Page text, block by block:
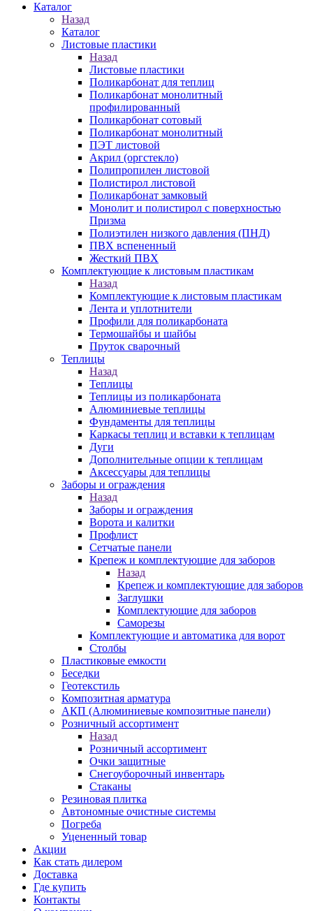
Каталог
Назад
Каталог
Листовые пластики
Назад
Листовые пластики
Поликарбонат для теплиц
Поликарбонат монолитный
профилированный
Поликарбонат сотовый
Поликарбонат монолитный
ПЭТ листовой
Акрил (оргстекло)
Полипропилен листовой
Полистирол листовой
Поликарбонат замковый
Монолит и полистирол с поверхностью
Призма
Полиэтилен низкого давления (ПНД)
ПВХ вспененный
Жесткий ПВХ
Комплектующие к листовым пластикам
Назад
Комплектующие к листовым пластикам
Лента и уплотнители
Профили для поликарбоната
Термошайбы и шайбы
Пруток сварочный
Теплицы
Назад
Теплицы
Теплицы из поликарбоната
Алюминиевые теплицы
Фундаменты для теплицы
Каркасы теплиц и вставки к теплицам
Дуги
Дополнительные опции к теплицам
Аксессуары для теплицы
Заборы и ограждения
Назад
Заборы и ограждения
Ворота и калитки
Профлист
Сетчатые панели
Крепеж и комплектующие для заборов
Назад
Крепеж и комплектующие для заборов
Заглушки
Комплектующие для заборов
Саморезы
Комплектующие и автоматика для ворот
Столбы
Пластиковые емкости
Беседки
Геотекстиль
Композитная арматура
АКП (Алюминиевые композитные панели)
Розничный ассортимент
Назад
Розничный ассортимент
Очки защитные
Снегоуборочный инвентарь
Стаканы
Резиновая плитка
Автономные очистные системы
Погреба
Уцененный товар
Акции
Как стать дилером
Доставка
Где купить
Контакты